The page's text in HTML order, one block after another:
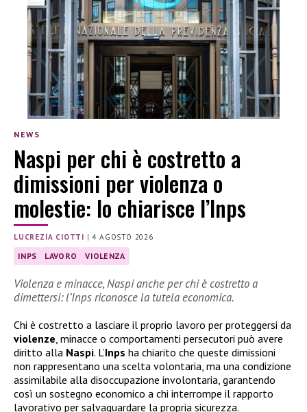
NEWS
Naspi per chi è costretto a
dimissioni per violenza o
molestie: lo chiarisce l’Inps
LUCREZIA CIOTTI |4 AGOSTO 2026
INPS LAVORO VIOLENZA
Violenza e minacce, Naspi anche per chi è costretto a
dimettersi: l’Inps riconosce la tutela economica.
Chi è costretto a lasciare il proprio lavoro per proteggersi da
violenze , minacce o comportamenti persecutori può avere
diritto alla Naspi. L’Inps ha chiarito che queste dimissioni
non rappresentano una scelta volontaria, ma una condizione
assimilabile alla disoccupazione involontaria, garantendo
così un sostegno economico a chi interrompe il rapporto
lavorativo per salvaguardare la propria sicurezza.